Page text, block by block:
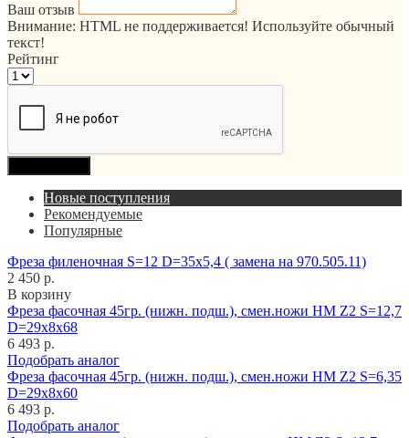
Ваш отзыв
Внимание: HTML не поддерживается! Используйте обычный
текст!
Рейтинг
Новые поступления
Рекомендуемые
Популярные
Фреза филеночная S=12 D=35x5,4 ( замена на 970.505.11)
2 450 р.
В корзину
Фреза фасочная 45гр. (нижн. подш.), смен.ножи HM Z2 S=12,7
D=29x8x68
6 493 р.
Подобрать аналог
Фреза фасочная 45гр. (нижн. подш.), смен.ножи HM Z2 S=6,35
D=29x8x60
6 493 р.
Подобрать аналог